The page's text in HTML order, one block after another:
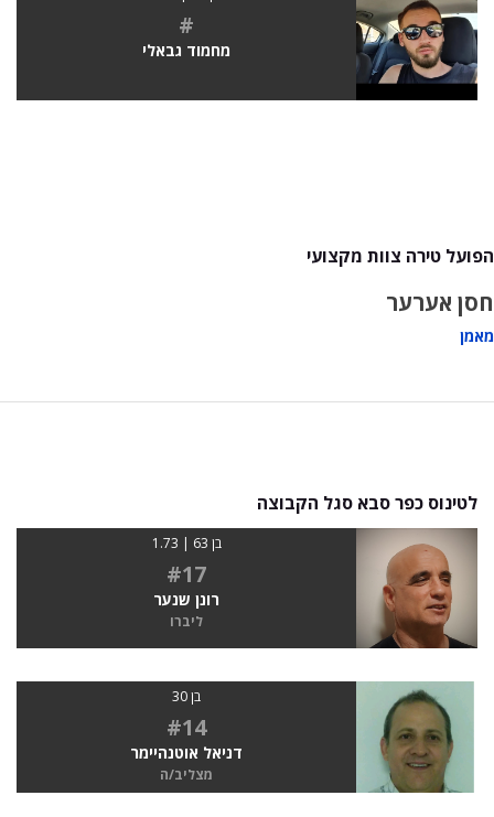
#
מחמוד גבאלי
הפועל טירה צוות מקצועי
חסן אערער
מאמן
לטינוס כפר סבא סגל הקבוצה
בן 63 | 1.73
#17
רונן שנער
ליברו
בן 30
#14
דניאל אוטנהיימר
מצליב/ה